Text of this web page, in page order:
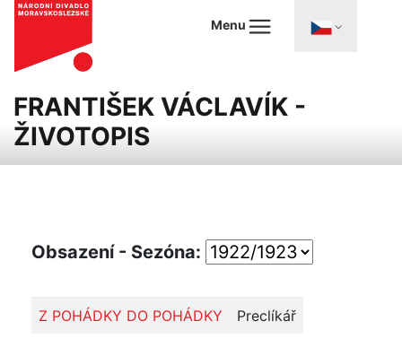
Menu
FRANTIŠEK VÁCLAVÍK -
ŽIVOTOPIS
Obsazení - Sezóna:
Z POHÁDKY DO POHÁDKY Preclíkář